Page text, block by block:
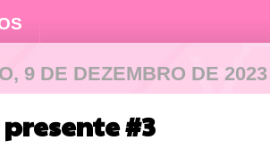
9 DE DEZEMBRO DE 2023
presente #3